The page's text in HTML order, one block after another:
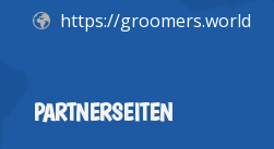
https://groomers.world
PARTNERSEITEN